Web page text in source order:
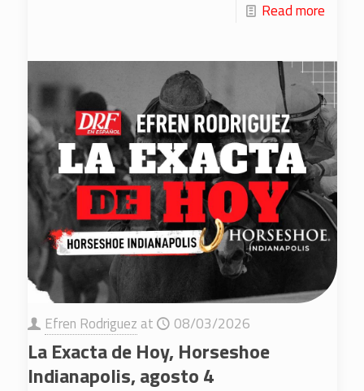
Read more
Efren Rodriguez at 08/03/2026
La Exacta de Hoy, Horseshoe
Indianapolis, agosto 4